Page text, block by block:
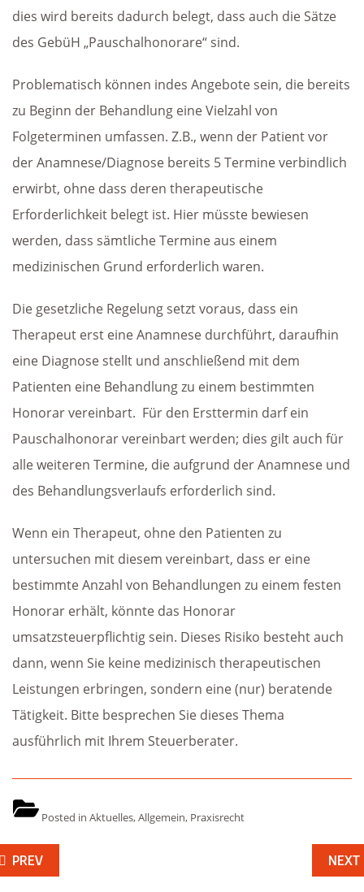
dies wird bereits dadurch belegt, dass auch die Sätze
des GebüH „Pauschalhonorare“ sind.
Problematisch können indes Angebote sein, die bereits
zu Beginn der Behandlung eine Vielzahl von
Folgeterminen umfassen. Z.B., wenn der Patient vor
der Anamnese/Diagnose bereits 5 Termine verbindlich
erwirbt, ohne dass deren therapeutische
Erforderlichkeit belegt ist. Hier müsste bewiesen
werden, dass sämtliche Termine aus einem
medizinischen Grund erforderlich waren.
Die gesetzliche Regelung setzt voraus, dass ein
Therapeut erst eine Anamnese durchführt, daraufhin
eine Diagnose stellt und anschließend mit dem
Patienten eine Behandlung zu einem bestimmten
Honorar vereinbart. Für den Ersttermin darf ein
Pauschalhonorar vereinbart werden; dies gilt auch für
alle weiteren Termine, die aufgrund der Anamnese und
des Behandlungsverlaufs erforderlich sind.
Wenn ein Therapeut, ohne den Patienten zu
untersuchen mit diesem vereinbart, dass er eine
bestimmte Anzahl von Behandlungen zu einem festen
Honorar erhält, könnte das Honorar
umsatzsteuerpflichtig sein. Dieses Risiko besteht auch
dann, wenn Sie keine medizinisch therapeutischen
Leistungen erbringen, sondern eine (nur) beratende
Tätigkeit. Bitte besprechen Sie dieses Thema
ausführlich mit Ihrem Steuerberater.
Posted in Aktuelles,Allgemein, Praxisrecht
PREV NEXT